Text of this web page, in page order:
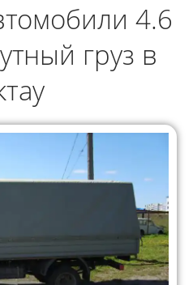
4.6
груз в